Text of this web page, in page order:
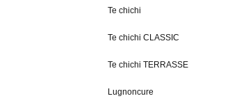
Te chichi
Te chichi CLASSIC
Te chichi TERRASSE
Lugnoncure